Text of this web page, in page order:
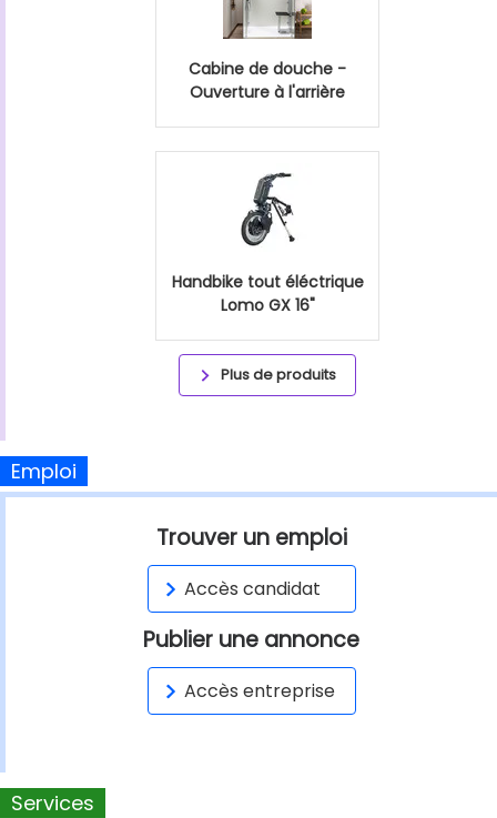
Cabine de douche -
Ouverture à l'arrière
Handbike tout éléctrique
Lomo GX 16"
Plus de produits
Emploi
Trouver un emploi
Accès candidat
Publier une annonce
Accès entreprise
Services